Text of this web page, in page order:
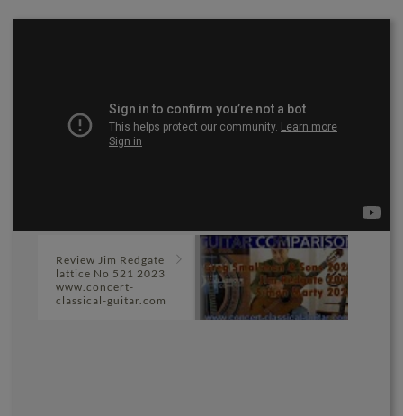
Review Jim Redgate
lattice No 521 2023
www.concert-
classical-guitar.com